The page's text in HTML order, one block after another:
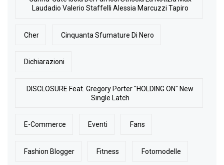
Laudadio Valerio Staffelli Alessia Marcuzzi Tapiro
Cher Cinquanta Sfumature Di Nero
Dichiarazioni
DISCLOSURE Feat. Gregory Porter "HOLDING ON" New
Single Latch
E-Commerce Eventi Fans
Fashion Blogger Fitness Fotomodelle